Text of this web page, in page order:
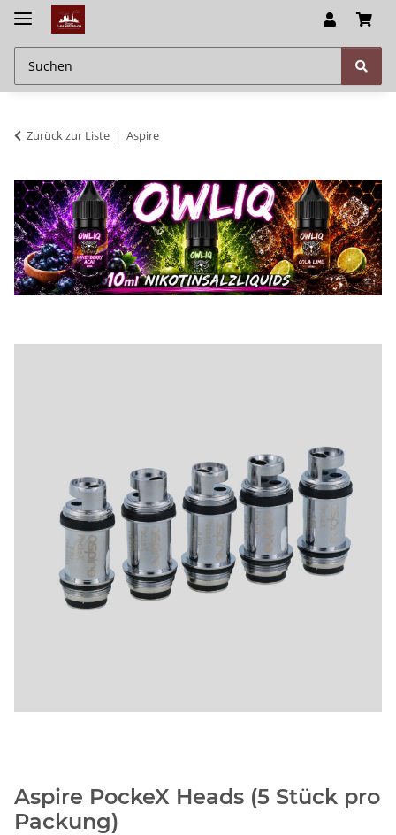
Zurück zur Liste Aspire
Aspire PockeX Heads (5 Stück pro
Packung)